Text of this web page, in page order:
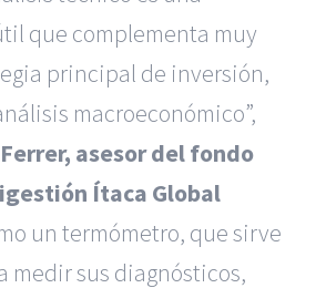
que complementa muy
principal de inversión,
macroeconómico”,
asesor del fondo
Ítaca Global
un termómetro, que sirve
medir sus diagnósticos,